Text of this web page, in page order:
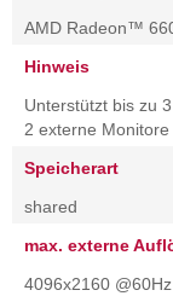
AMD Radeon™
Hinweis
Unterstützt bis zu
2 externe
Speicherart
shared
max. externe
4096x2160